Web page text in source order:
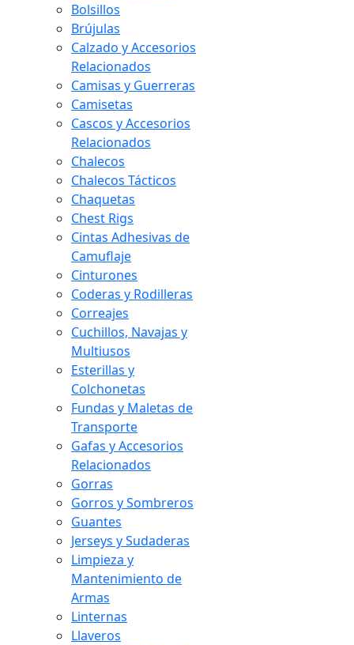
Bolsillos
Brújulas
Calzado y Accesorios
Relacionados
Camisas y Guerreras
Camisetas
Cascos y Accesorios
Relacionados
Chalecos
Chalecos Tácticos
Chaquetas
Chest Rigs
Cintas Adhesivas de
Camuflaje
Cinturones
Coderas y Rodilleras
Correajes
Cuchillos, Navajas y
Multiusos
Esterillas y
Colchonetas
Fundas y Maletas de
Transporte
Gafas y Accesorios
Relacionados
Gorras
Gorros y Sombreros
Guantes
Jerseys y Sudaderas
Limpieza y
Mantenimiento de
Armas
Linternas
Llaveros